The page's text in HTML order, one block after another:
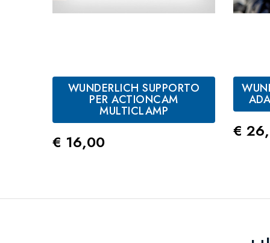
WUNDERLICH SUPPORTO
PER ACTIONCAM
MULTICLAMP
Prezzo
€ 16,00
€